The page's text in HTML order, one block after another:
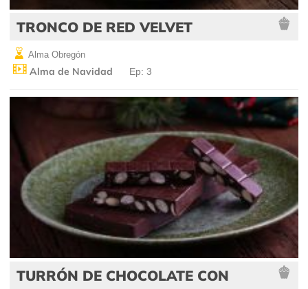
TRONCO DE RED VELVET
Alma Obregón
Alma de Navidad Ep: 3
TURRÓN DE CHOCOLATE CON